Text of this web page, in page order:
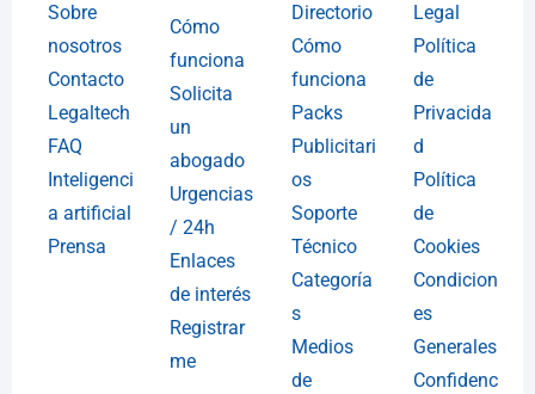
Sobre
nosotros
Contacto
Legaltech
FAQ
Inteligenci
a artificial
Prensa
Cómo
funciona
Solicita
un
abogado
Urgencias
/ 24h
Enlaces
de interés
Registrar
me
Directorio
Cómo
funciona
Packs
Publicitari
os
Soporte
Técnico
Categoría
s
Medios
de
Legal
Política
de
Privacida
d
Política
de
Cookies
Condicion
es
Generales
Confidenc